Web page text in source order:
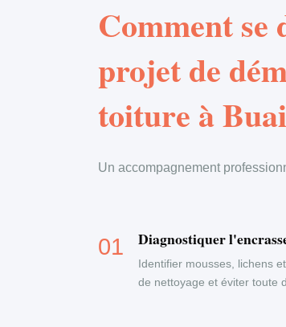
Comment se
projet de
toiture à
Un accompagnement
Diagnostiquer
Identifier mousses, lichens
de nettoyage et éviter toute